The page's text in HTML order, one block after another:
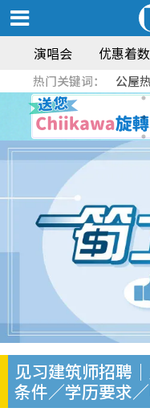
演唱会 优惠着数
热门关键词： 公屋
见习建筑师招聘
条件／学历要求